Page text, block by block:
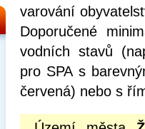
varování
Doporučené
vodních stavů
pro SPA s
červená) nebo s